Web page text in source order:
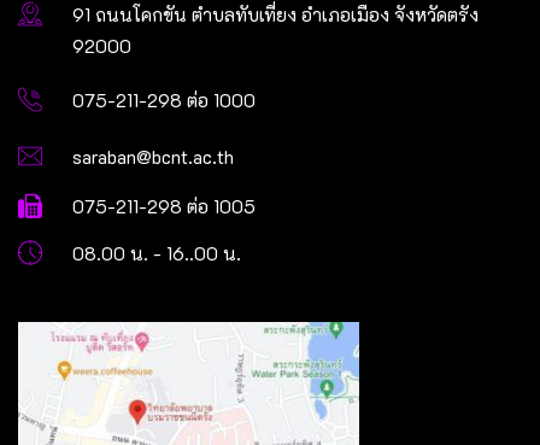
91 ถนนโคกขัน ตำบลทับเที่ยง อำเภอเมือง จังหวัดตรัง
92000
075-211-298 ต่อ 1000
saraban@bcnt.ac.th
075-211-298 ต่อ 1005
08.00 น. - 16..00 น.